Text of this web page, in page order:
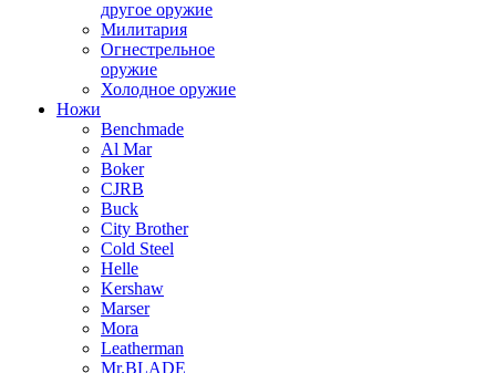
другое оружие
Милитария
Огнестрельное
оружие
Холодное оружие
Ножи
Benchmade
Al Mar
Boker
CJRB
Buck
City Brother
Cold Steel
Helle
Kershaw
Marser
Mora
Leatherman
Mr.BLADE